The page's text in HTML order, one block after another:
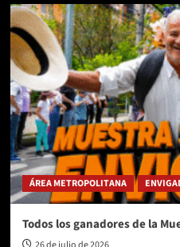
ÁREA METROPOLITANA
Todos los ganadores de la